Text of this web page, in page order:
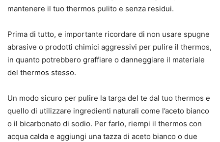
mantenere il tuo thermos pulito e senza residui.
Prima di tutto, e importante ricordare di non usare spugne
abrasive o prodotti chimici aggressivi per pulire il thermos,
in quanto potrebbero graffiare o danneggiare il materiale
del thermos stesso.
Un modo sicuro per pulire la targa del te dal tuo thermos e
quello di utilizzare ingredienti naturali come l’aceto bianco
o il bicarbonato di sodio. Per farlo, riempi il thermos con
acqua calda e aggiungi una tazza di aceto bianco o due